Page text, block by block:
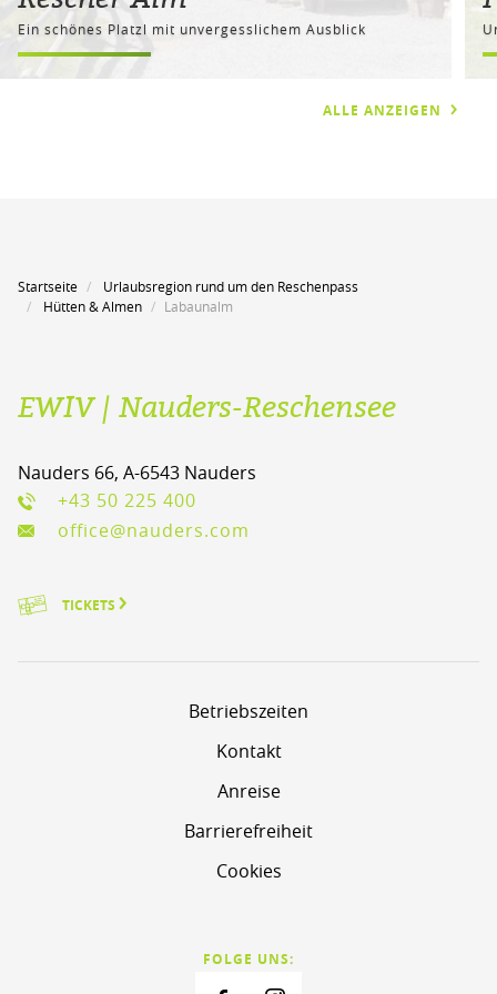
Ein schönes Platzl mit unvergesslichem Ausblick
ALLE ANZEIGEN
Startseite
Urlaubsregion rund um den Reschenpass
Hütten & Almen
Labaunalm
EWIV | Nauders-Reschensee
Nauders 66, A-6543 Nauders
+43 50 225 400
office@nauders.com
TICKETS
Betriebszeiten
Kontakt
Anreise
Barrierefreiheit
Cookies
FOLGE UNS: